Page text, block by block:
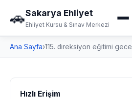
🚗Sakarya Ehliyet
Ehliyet Kursu & Sınav Merkezi
Ana Sayfa›115. direksiyon eğitimi gece
Hızlı Erişim